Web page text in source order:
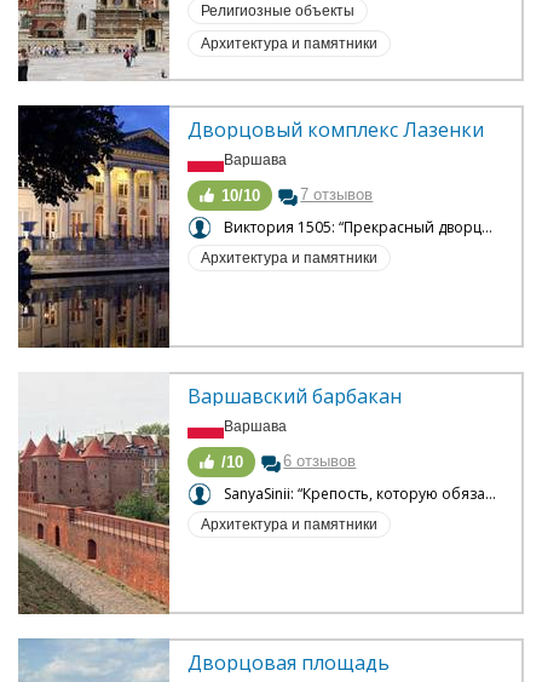
Религиозные объекты
Архитектура и памятники
Дворцовый комплекс Лазенки
Варшава
10/10 7 отзывов
Виктория 1505: “Прекрасный дворцовый комплекс Лазенки”
Архитектура и памятники
Варшавский барбакан
Варшава
/10 6 отзывов
SanyaSinii: “Крепость, которую обязательно нужно посетить в Варшаве”
Архитектура и памятники
Дворцовая площадь